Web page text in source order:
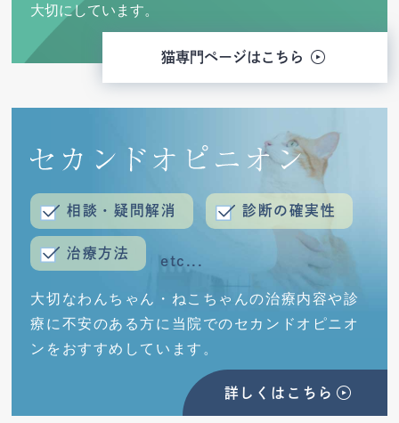
大切にしています。
猫専門ページはこちら
相談・疑問解消 診断の確実性
治療方法
大切なわんちゃん・ねこちゃんの治療内容や診
療に不安のある方に 当院でのセカンドオピニオ
ンをおすすめしています。
詳しくはこちら